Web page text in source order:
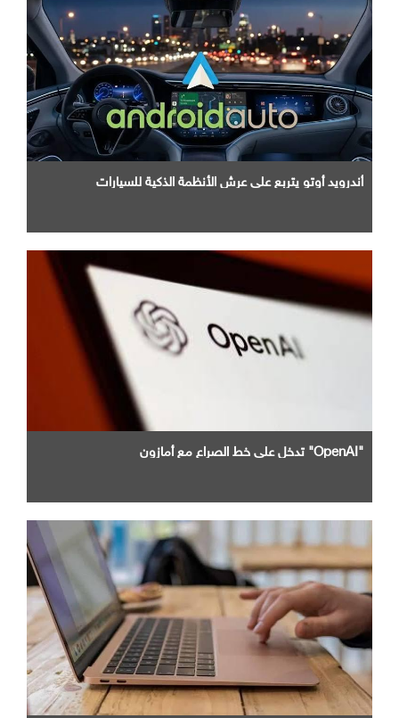
أندرويد أوتو يتربع علي عرش الأنظمة الذكية للسيارات
"OpenAI" تدخل علي خط الصراع مع أمازون